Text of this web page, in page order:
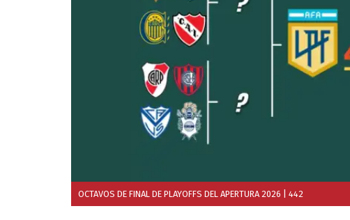
OCTAVOS DE FINAL DE PLAYOFFS DEL APERTURA 2026 | 442